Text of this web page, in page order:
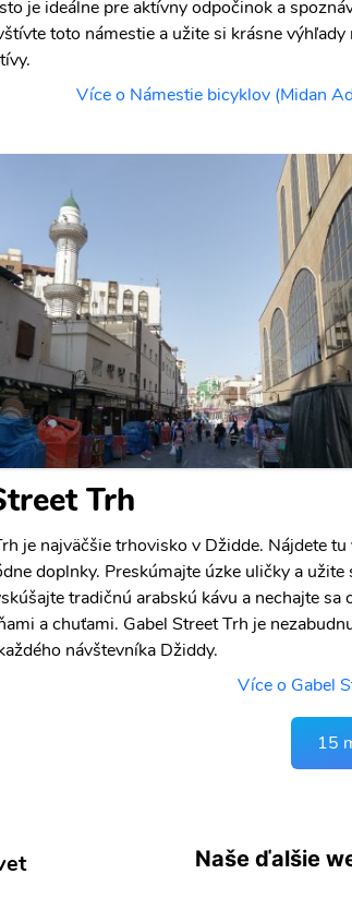
je ideálne pre aktívny odpočinok a
toto námestie a užite si krásne výhľady
Více o Námestie bicyklov (Midan
Trh
je najväčšie trhovisko v Džidde. Nájdete
doplnky. Preskúmajte úzke uličky a užite
tradičnú arabskú kávu a nechajte sa
a chuťami. Gabel Street Trh je
návštevníka Džiddy.
Více o Gabel
15
Naše ďalšie